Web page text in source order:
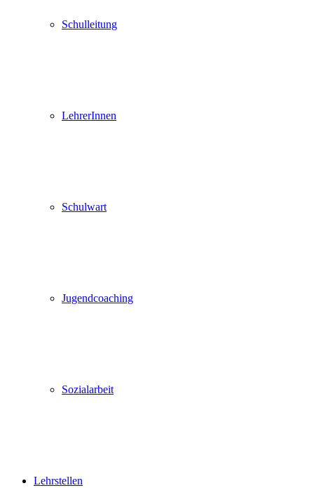
Schulleitung
LehrerInnen
Schulwart
Jugendcoaching
Sozialarbeit
Lehrstellen